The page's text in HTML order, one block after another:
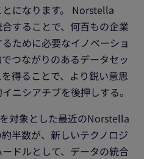
になります。 Norstella
することで、何百もの企業
ために必要なイノベーショ
つながりのあるデータセッ
得ることで、より鋭い意思
ニシアチブを後押しする。
対象とした最近のNorstella
半数が、新しいテクノロジ
ドルとして、データの統合